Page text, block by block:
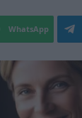
WhatsApp